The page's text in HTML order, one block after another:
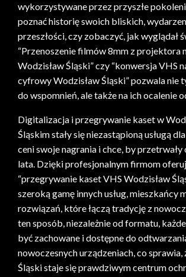
wykorzystywane przez przyszłe
poznać historię swoich bliskich,
przeszłości, czy zobaczyć, jak wyglądał
“Przenoszenie filmów 8mm z projektora
Wodzisław Śląski” czy “konwersja VHS
cyfrowy Wodzisław Śląski” pozwala nie
do wspomnień, ale także na ich ocalenie
Digitalizacja i przegrywanie kaset w
Śląskim stały się niezastąpioną usługą
ceni swoje nagrania i chce, by przetrwały
lata. Dzięki profesjonalnym firmom
“przegrywanie kaset VHS Wodzisław
szeroką gamę innych usług, mieszkańcy
rozwiązań, które łączą tradycję z
ten sposób, niezależnie od formatu,
być zachowane i dostępne do
nowoczesnych urządzeniach, co sprawia,
Śląski staje się prawdziwym centrum